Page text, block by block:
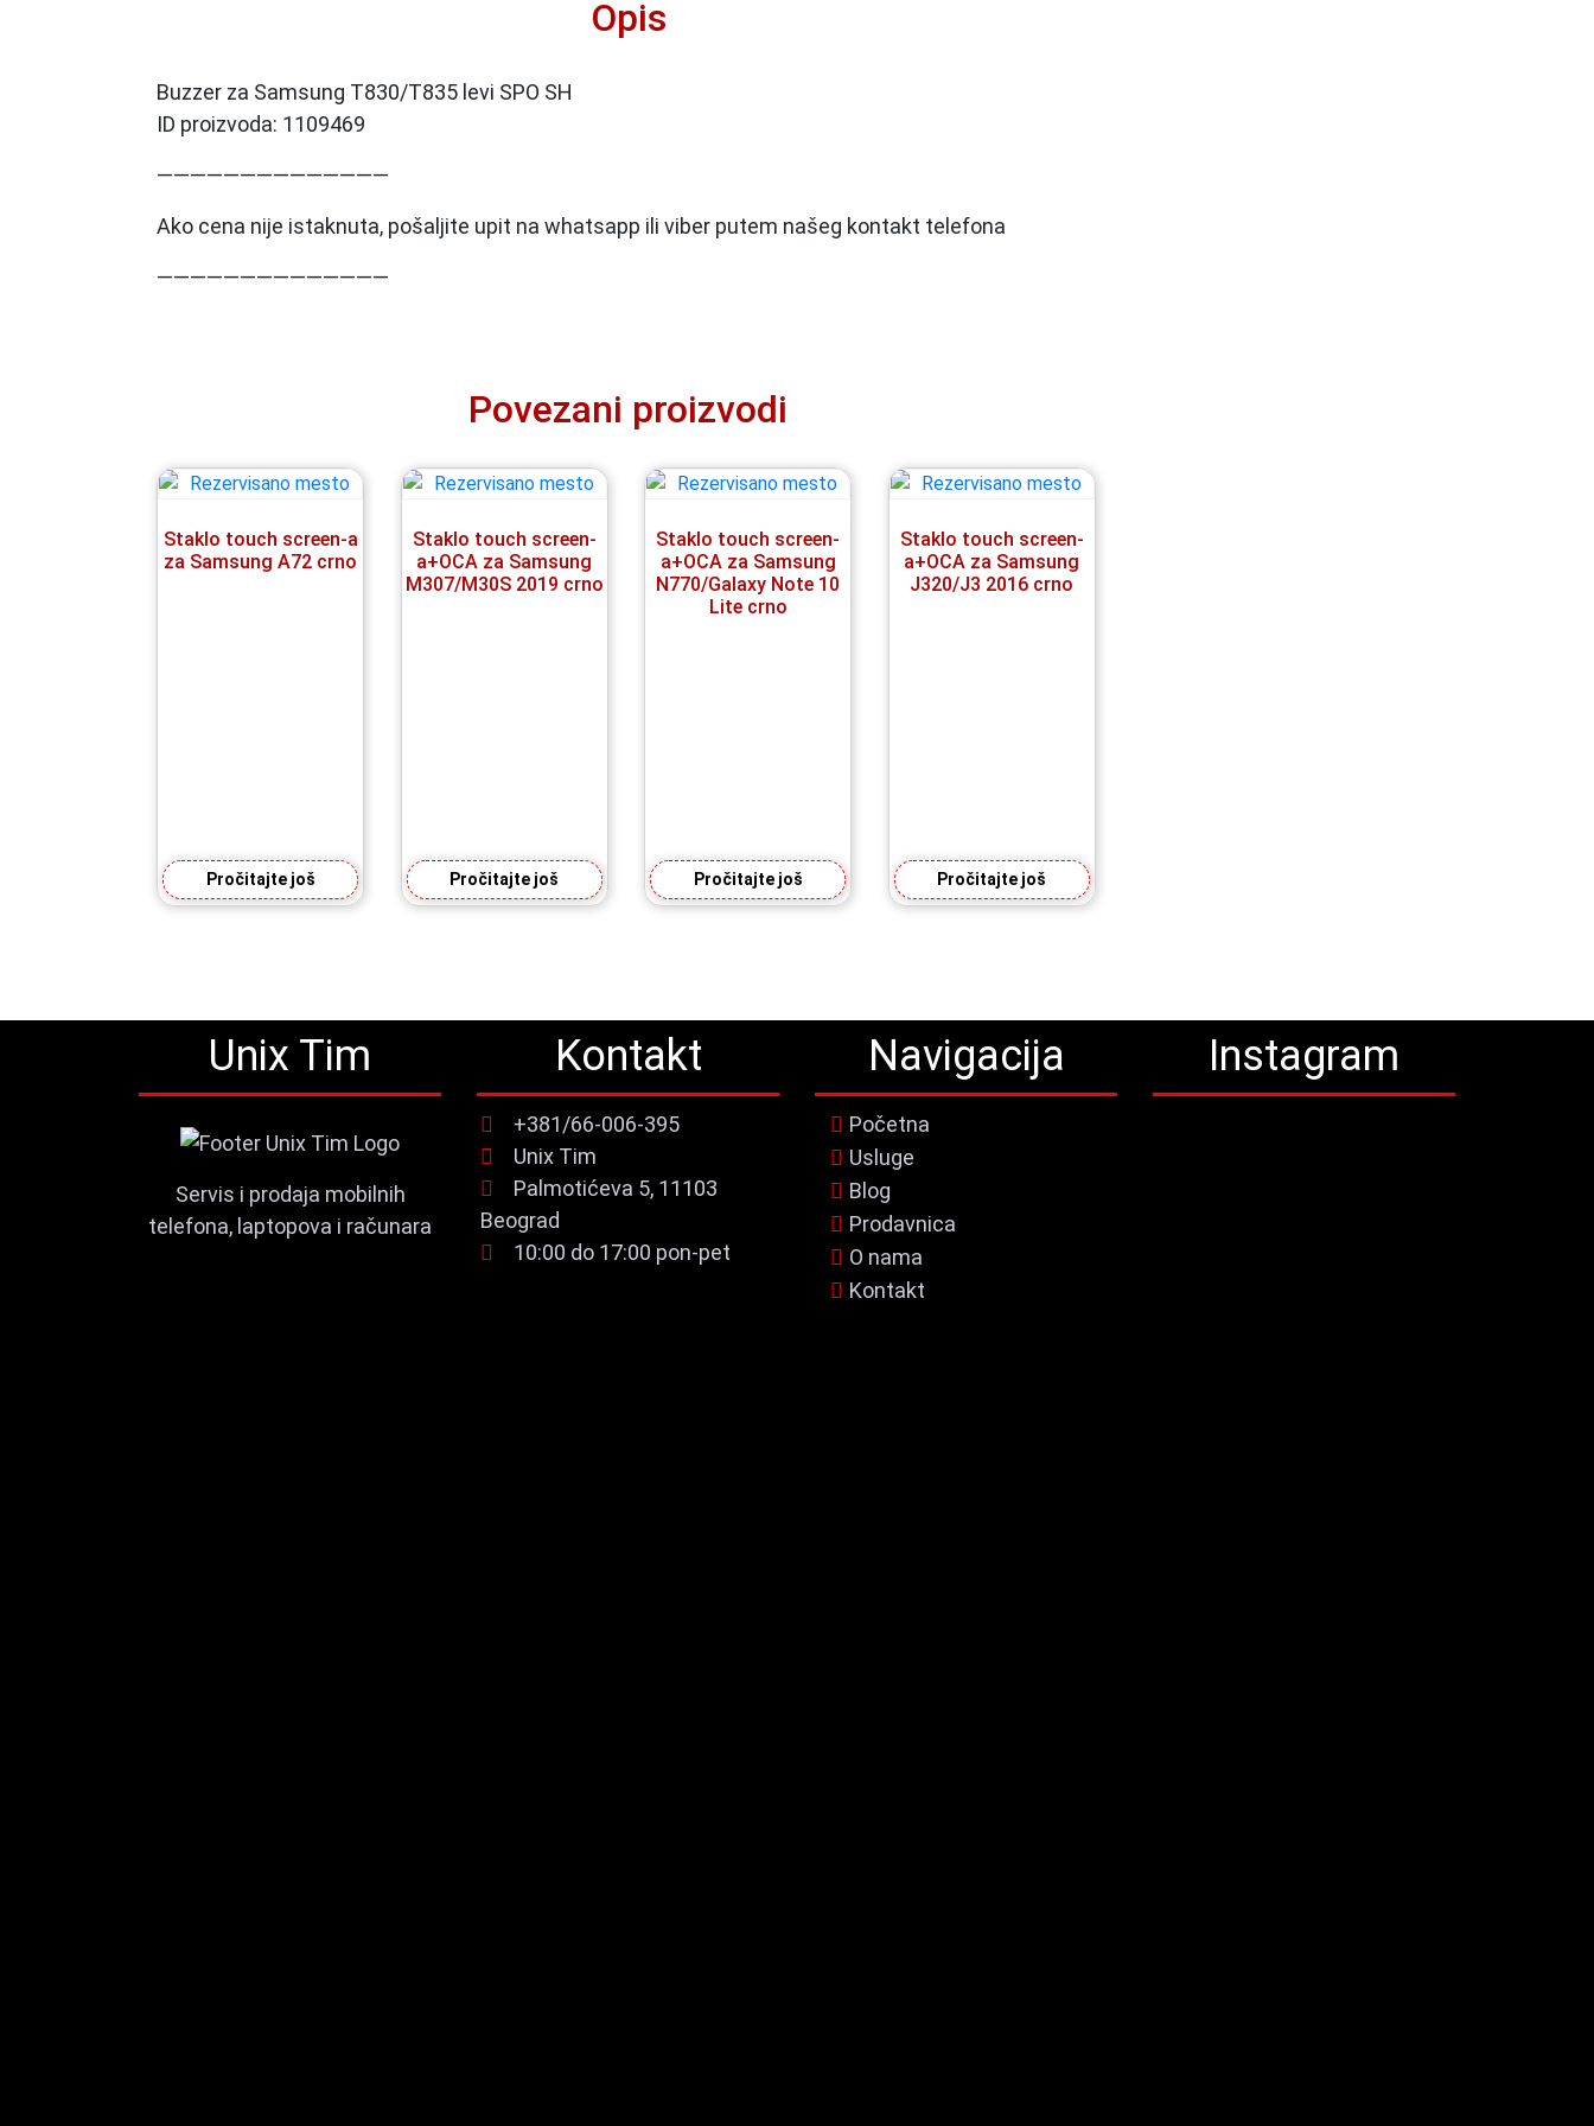
Opis
Buzzer za Samsung T830/T835 levi SPO SH
ID proizvoda: 1109469
——————————————
Ako cena nije istaknuta, pošaljite upit na whatsapp ili viber putem našeg kontakt telefona
——————————————
Povezani proizvodi
Staklo touch screen-a
za Samsung A72 crno
Pročitajte još
Staklo touch screen-
a+OCA za Samsung
M307/M30S 2019 crno
Pročitajte još
Staklo touch screen-
a+OCA za Samsung
N770/Galaxy Note 10
Lite crno
Pročitajte još
Staklo touch screen-
a+OCA za Samsung
J320/J3 2016 crno
Pročitajte još
Unix Tim
Servis i prodaja mobilnih
telefona, laptopova i računara
Kontakt
+381/66-006-395
Unix Tim
Palmotićeva 5, 11103
Beograd
10:00 do 17:00 pon-pet
Navigacija
Početna
Usluge
Blog
Prodavnica
O nama
Kontakt
Instagram